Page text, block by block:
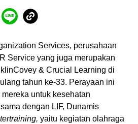
Services, perusahaan
Service yang juga merupakan
& Crucial Learning di
tahun ke-33. Perayaan ini
untuk kesehatan
dengan LIF, Dunamis
yaitu kegiatan olahraga